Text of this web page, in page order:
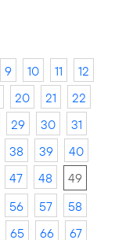
9 10 11
12
20 21
22
29 30
31
38 39
40
47 48
49
56 57
58
65 66
67